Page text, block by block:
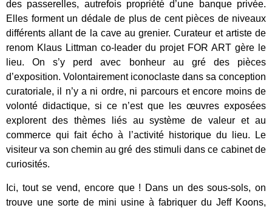
des passerelles, autrefois propriété d’une banque privée.
Elles forment un dédale de plus de cent pièces de niveaux
différents allant de la cave au grenier. Curateur et artiste de
renom Klaus Littman co-leader du projet FOR ART gère le
lieu. On s’y perd avec bonheur au gré des pièces
d’exposition. Volontairement iconoclaste dans sa conception
curatoriale, il n’y a ni ordre, ni parcours et encore moins de
volonté didactique, si ce n’est que les œuvres exposées
explorent des thèmes liés au système de valeur et au
commerce qui fait écho à l’activité historique du lieu. Le
visiteur va son chemin au gré des stimuli dans ce cabinet de
curiosités.
Ici, tout se vend, encore que ! Dans un des sous-sols, on
trouve une sorte de mini usine à fabriquer du Jeff Koons,